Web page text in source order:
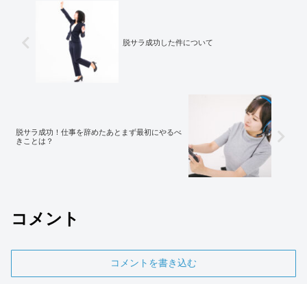
脱サラ成功した件について
脱サラ成功！仕事を辞めたあとまず最初にやるべ
きことは？
コメント
コメントを書き込む